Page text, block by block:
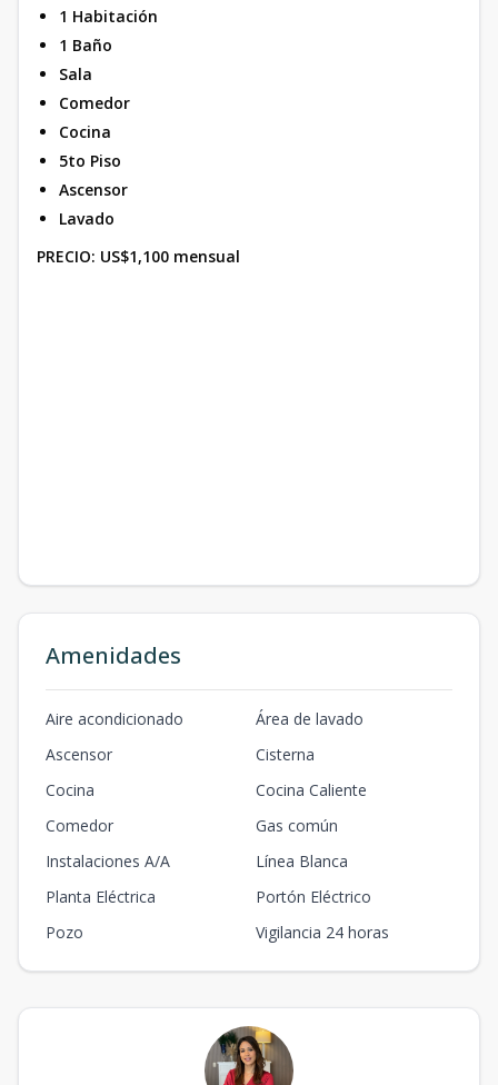
1 Habitación
1 Baño
Sala
Comedor
Cocina
5to Piso
Ascensor
Lavado
PRECIO: US$1,100 mensual
Amenidades
Aire acondicionado
Área de lavado
Ascensor
Cisterna
Cocina
Cocina Caliente
Comedor
Gas común
Instalaciones A/A
Línea Blanca
Planta Eléctrica
Portón Eléctrico
Pozo
Vigilancia 24 horas